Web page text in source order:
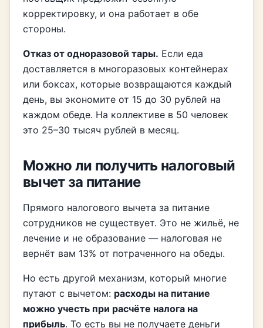
корректировку, и она работает в обе
стороны.
Отказ от одноразовой тары. Если еда
доставляется в многоразовых контейнерах
или боксах, которые возвращаются каждый
день, вы экономите от 15 до 30 рублей на
каждом обеде. На коллективе в 50 человек
это 25–30 тысяч рублей в месяц.
Можно ли получить налоговый
вычет за питание
Прямого налогового вычета за питание
сотрудников не существует. Это не жильё, не
лечение и не образование — налоговая не
вернёт вам 13% от потраченного на обеды.
Но есть другой механизм, который многие
путают с вычетом: расходы на питание
можно учесть при расчёте налога на
прибыль. То есть вы не получаете деньги